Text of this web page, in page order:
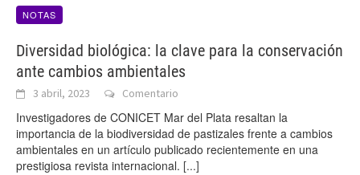
NOTAS
Diversidad biológica: la clave para la conservación
ante cambios ambientales
3 abril, 2023 Comentario
Investigadores de CONICET Mar del Plata resaltan la
importancia de la biodiversidad de pastizales frente a cambios
ambientales en un artículo publicado recientemente en una
prestigiosa revista internacional. [...]